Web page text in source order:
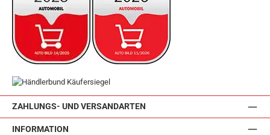
ZAHLUNGS- UND VERSANDARTEN
INFORMATION